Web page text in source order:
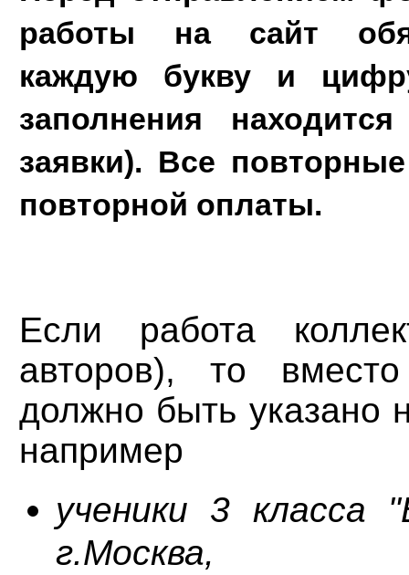
работы на сайт
каждую букву и
заполнения
заявки). Все
повторной оплаты.
Если работа
авторов), то
должно быть указано
например
ученики 3
г.Москва,